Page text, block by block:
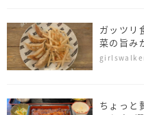
ガッツリ
菜の旨み
【東京】
ちょっと